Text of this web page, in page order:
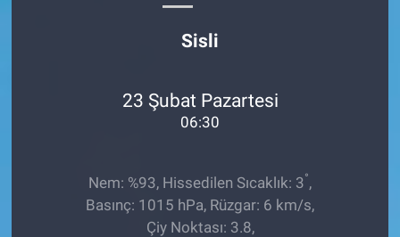
Sisli
23 Şubat Pazartesi
06:30
Nem: %93, Hissedilen Sıcaklık: 3°,
Basınç: 1015 hPa, Rüzgar: 6 km/s,
Çiy Noktası: 3.8,